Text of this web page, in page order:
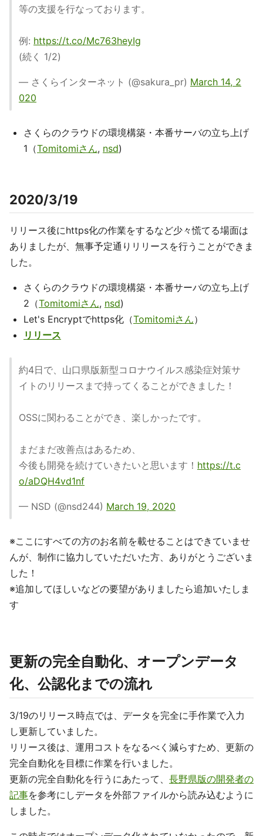
等の支援を行なっております。
例: https://t.co/Mc763heyIg
(続く 1/2)
— さくらインターネット (@sakura_pr) March 14, 2
020
さくらのクラウドの環境構築・本番サーバの立ち上げ
1（Tomitomiさん, nsd)
2020/3/19
リリース後にhttps化の作業をするなど少々慌てる場面は
ありましたが、無事予定通りリリースを行うことができま
した。
さくらのクラウドの環境構築・本番サーバの立ち上げ
2（Tomitomiさん, nsd)
Let's Encryptでhttps化（Tomitomiさん）
リリース
約4日で、山口県版新型コロナウイルス感染症対策サ
イトのリリースまで持ってくることができました！
OSSに関わることができ、楽しかったです。
まだまだ改善点はあるため、
今後も開発を続けていきたいと思います！ https://t.c
o/aDQH4vd1nf
— NSD (@nsd244) March 19, 2020
※ここにすべての方のお名前を載せることはできていませ
んが、制作に協力していただいた方、ありがとうございま
した！
※追加してほしいなどの要望がありましたら追加いたしま
す
更新の完全自動化、オープンデータ
化、公認化までの流れ
3/19のリリース時点では、データを完全に手作業で入力
し更新していました。
リリース後は、運用コストをなるべく減らすため、更新の
完全自動化を目標に作業を行いました。
更新の完全自動化を行うにあたって、 長野県版の開発者の
記事を参考にしデータを外部ファイルから読み込むように
しました。